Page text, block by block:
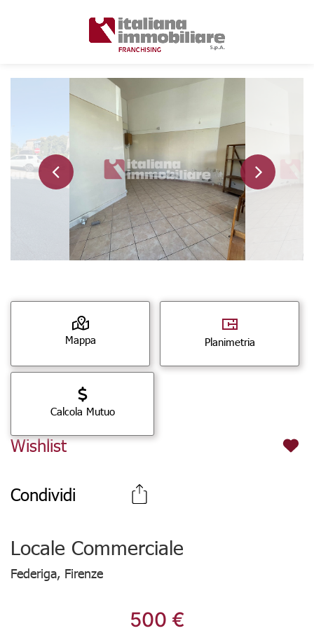
Mappa Planimetria
Calcola Mutuo
Wishlist
Condividi
Locale Commerciale
Federiga, Firenze
500 €